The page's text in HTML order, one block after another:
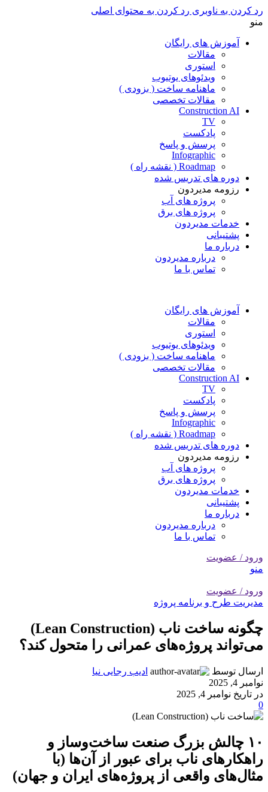
رد کردن به ناوبری رد کردن به محتوای اصلی
منو
آموزش های رایگان
مقالات
استوری
ویدئوهای یوتیوب
ماهنامه ساخت ( بزودی )
مقالات تخصصی
Construction AI
TV
پادکست
پرسش و پاسخ
Infographic
Roadmap ( نقشه راه )
دوره های تدریس شده
رزومه مدیردون
پروژه های آب
پروژه های برق
خدمات مدیردون
پشتیبانی
درباره ما
درباره مدیردون
تماس با ما
آموزش های رایگان
مقالات
استوری
ویدئوهای یوتیوب
ماهنامه ساخت ( بزودی )
مقالات تخصصی
Construction AI
TV
پادکست
پرسش و پاسخ
Infographic
Roadmap ( نقشه راه )
دوره های تدریس شده
رزومه مدیردون
پروژه های آب
پروژه های برق
خدمات مدیردون
پشتیبانی
درباره ما
درباره مدیردون
تماس با ما
ورود / عضویت
منو
ورود / عضویت
مدیریت طرح و برنامه پروژه
چگونه ساخت ناب (Lean Construction)
می‌تواند پروژه‌های عمرانی را متحول کند؟
ارسال توسط
ادیب رجایی نیا
نوامبر 4, 2025
در تاریخ نوامبر 4, 2025
0
۱۰ چالش بزرگ صنعت ساخت‌وساز و
راهکارهای ناب برای عبور از آن‌ها (با
مثال‌های واقعی از پروژه‌های ایران و جهان)